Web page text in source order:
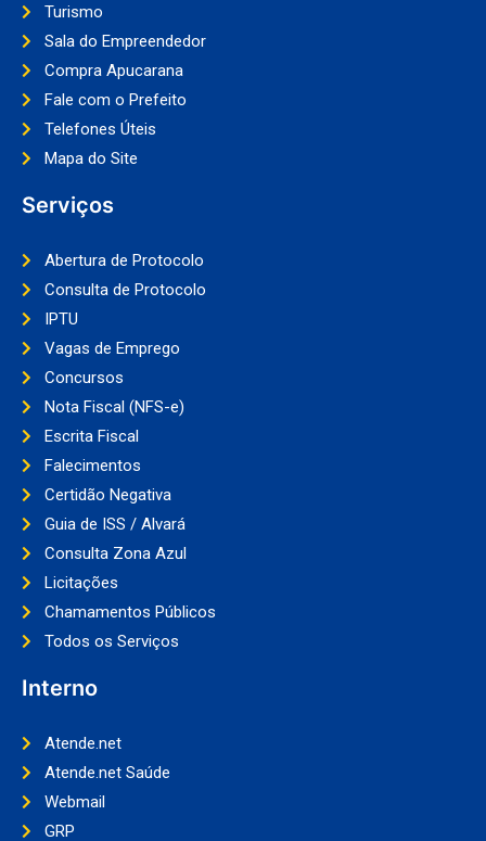
Turismo
Sala do Empreendedor
Compra Apucarana
Fale com o Prefeito
Telefones Úteis
Mapa do Site
Serviços
Abertura de Protocolo
Consulta de Protocolo
IPTU
Vagas de Emprego
Concursos
Nota Fiscal (NFS-e)
Escrita Fiscal
Falecimentos
Certidão Negativa
Guia de ISS / Alvará
Consulta Zona Azul
Licitações
Chamamentos Públicos
Todos os Serviços
Interno
Atende.net
Atende.net Saúde
Webmail
GRP